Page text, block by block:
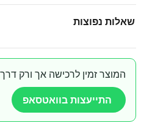
שאלות נפוצות
המוצר זמין לרכישה אך ורק
התייעצות בוואטסאפ